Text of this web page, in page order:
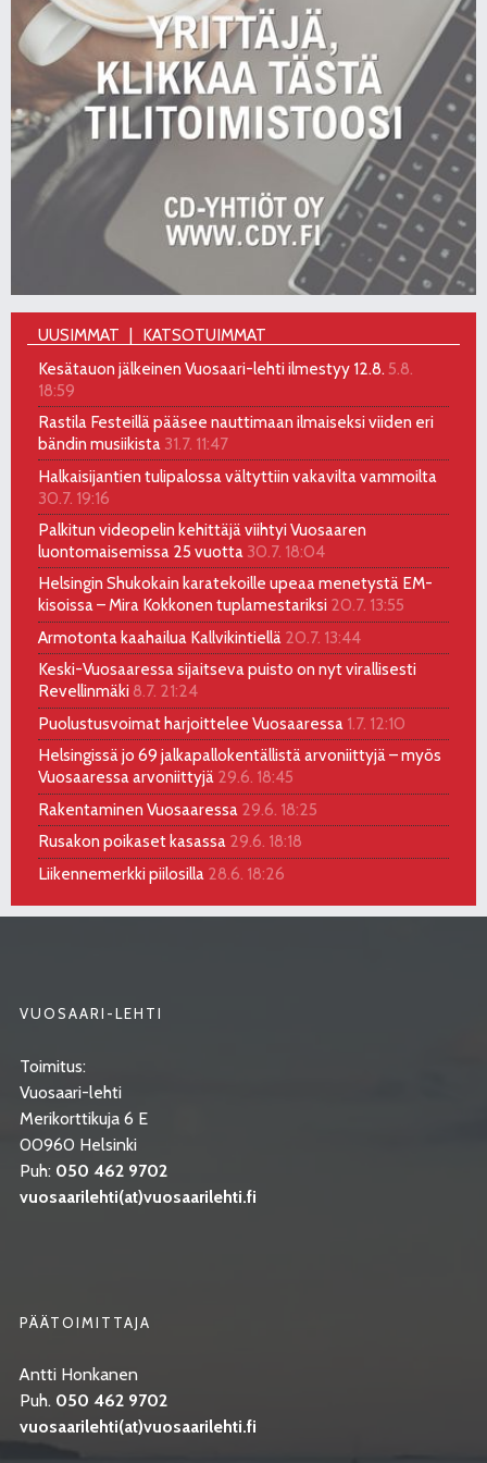
UUSIMMAT
KATSOTUIMMAT
Kesätauon jälkeinen Vuosaari-lehti ilmestyy 12.8. 5.8.
18:59
Rastila Festeillä pääsee nauttimaan ilmaiseksi viiden eri
bändin musiikista 31.7. 11:47
Halkaisijantien tulipalossa vältyttiin vakavilta vammoilta
30.7. 19:16
Palkitun videopelin kehittäjä viihtyi Vuosaaren
luontomaisemissa 25 vuotta 30.7. 18:04
Helsingin Shukokain karatekoille upeaa menetystä EM-
kisoissa – Mira Kokkonen tuplamestariksi 20.7. 13:55
Armotonta kaahailua Kallvikintiellä 20.7. 13:44
Keski-Vuosaaressa sijaitseva puisto on nyt virallisesti
Revellinmäki 8.7. 21:24
Puolustusvoimat harjoittelee Vuosaaressa 1.7. 12:10
Helsingissä jo 69 jalkapallokentällistä arvoniittyjä – myös
Vuosaaressa arvoniittyjä 29.6. 18:45
Rakentaminen Vuosaaressa 29.6. 18:25
Rusakon poikaset kasassa 29.6. 18:18
Liikennemerkki piilosilla 28.6. 18:26
VUOSAARI-LEHTI
Toimitus:
Vuosaari-lehti
Merikorttikuja 6 E
00960 Helsinki
Puh: 050 462 9702
vuosaarilehti(at)vuosaarilehti.fi
PÄÄTOIMITTAJA
Antti Honkanen
Puh. 050 462 9702
vuosaarilehti(at)vuosaarilehti.fi